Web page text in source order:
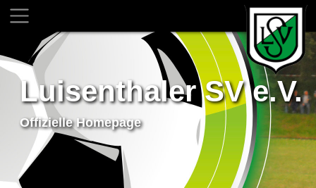
Luisenthaler SV e.V.
Offizielle Homepage